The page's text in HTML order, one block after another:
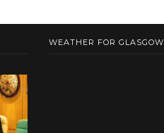
WEATHER FOR GLASGOW